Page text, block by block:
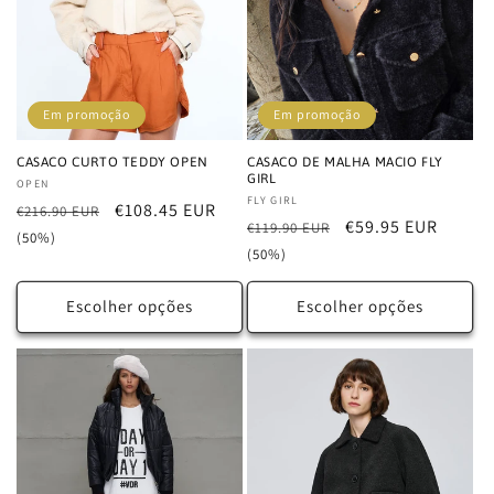
Em promoção
CASACO CURTO TEDDY OPEN
Fornecedor:
OPEN
Preço
normal
€216.90 EUR
Preço
€108.45 EUR
(50%)
Escolher opções
Em promoção
CASACO DE MALHA MACIO FLY
GIRL
Fornecedor:
FLY GIRL
Preço
normal
€119.90 EUR
Preço
saldo
€59.95 EUR
(50%)
Escolher opções